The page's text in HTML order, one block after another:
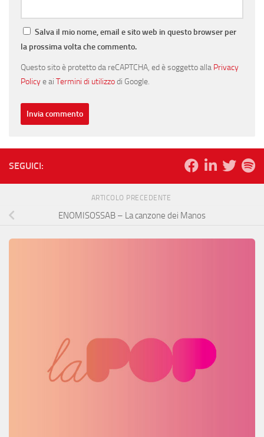
Salva il mio nome, email e sito web in questo browser per
la prossima volta che commento.
Questo sito è protetto da reCAPTCHA, ed è soggetto alla Privacy
Policye ai Termini di utilizzodi Google.
SEGUICI:
ARTICOLO PRECEDENTE
ENOMISOSSAB – La canzone dei Manos